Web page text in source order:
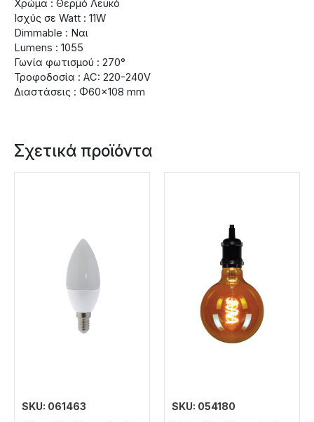
Χρώμα : Θερμό Λευκό
Ισχύς σε Watt : 11W
Dimmable : Ναι
Lumens : 1055
Γωνία φωτισμού : 270°
Τροφοδοσία : AC: 220-240V
Διαστάσεις : Φ60×108 mm
Σχετικά προϊόντα
SKU: 061463 SKU: 054180